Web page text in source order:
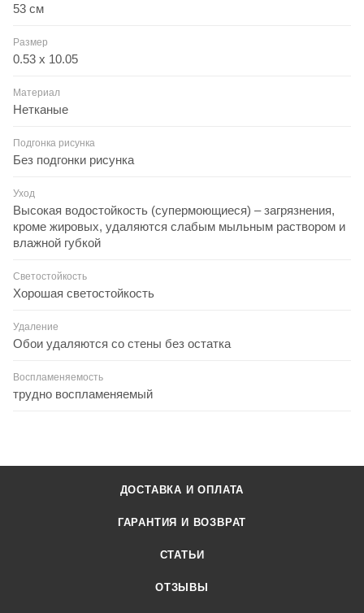
53 см
Размер
0.53 x 10.05
Материал
Нетканые
Подгонка рисунка
Без подгонки рисунка
Уход
Высокая водостойкость (супермоющиеся) – загрязнения,
кроме жировых, удаляются слабым мыльным раствором и
влажной губкой
Светостойкость
Хорошая светостойкость
Удаление
Обои удаляются со стены без остатка
Воспламеняемость
трудно воспламеняемый
ДОСТАВКА И ОПЛАТА
ГАРАНТИЯ И ВОЗВРАТ
СТАТЬИ
ОТЗЫВЫ